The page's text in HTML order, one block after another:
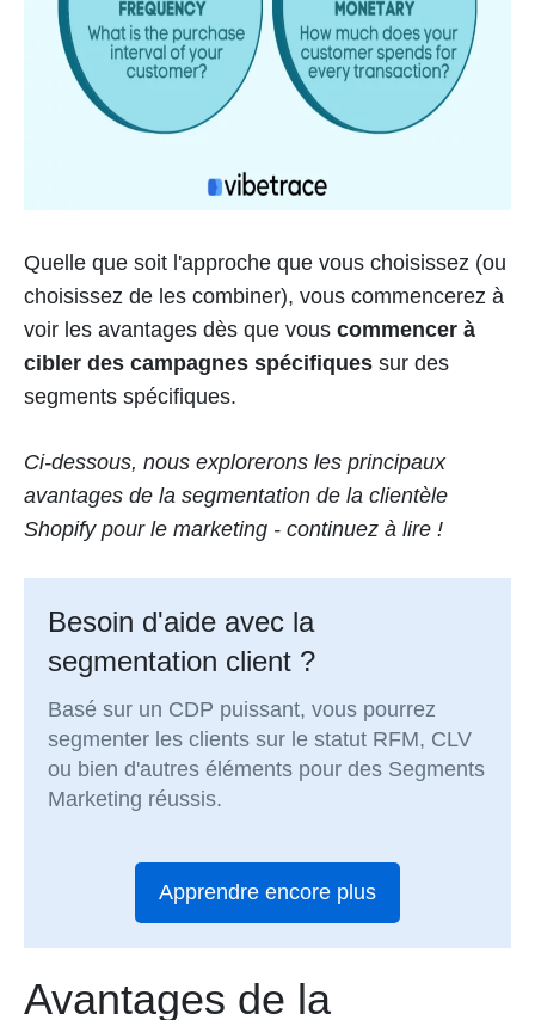
Quelle que soit l'approche que vous choisissez (ou
choisissez de les combiner), vous commencerez à
voir les avantages dès que vous commencer à
cibler des campagnes spécifiques sur des
segments spécifiques.
Ci-dessous, nous explorerons les principaux
avantages de la segmentation de la clientèle
Shopify pour le marketing - continuez à lire !
Besoin d'aide avec la
segmentation client ?
Basé sur un CDP puissant, vous pourrez
segmenter les clients sur le statut RFM, CLV
ou bien d'autres éléments pour des Segments
Marketing réussis.
Apprendre encore plus
Avantages de la